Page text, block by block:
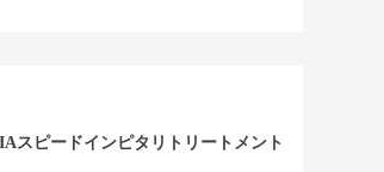
スピードインピタリトリートメント